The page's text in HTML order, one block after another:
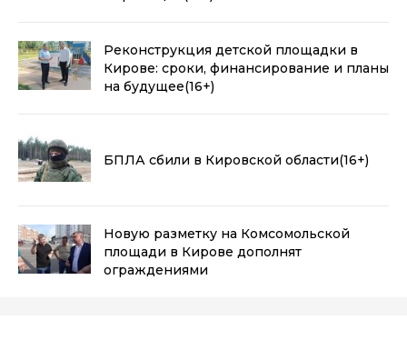
Реконструкция детской площадки в
Кирове: сроки, финансирование и планы
на будущее(16+)
БПЛА сбили в Кировской области(16+)
Новую разметку на Комсомольской
площади в Кирове дополнят
ограждениями